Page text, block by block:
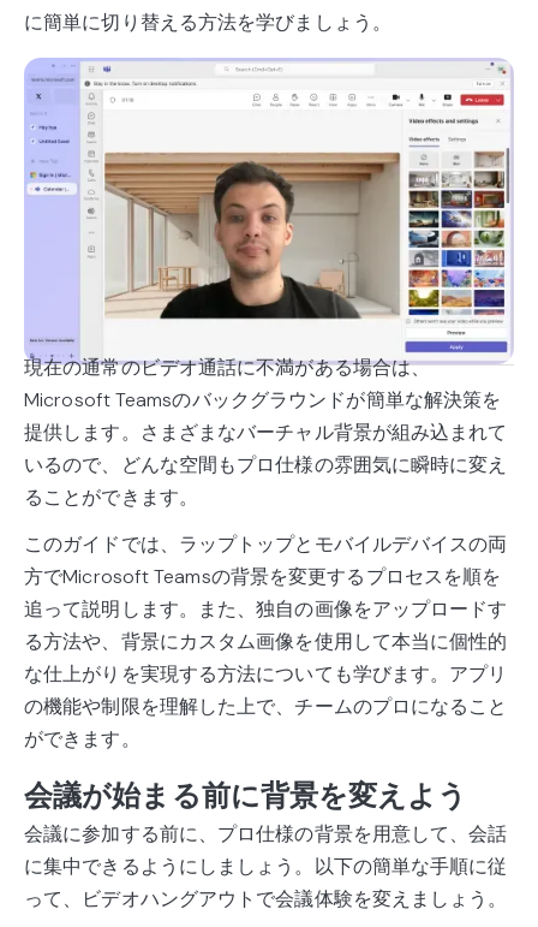
に簡単に切り替える方法を学びましょう。
現在の通常のビデオ通話に不満がある場合は、
Microsoft Teamsのバックグラウンドが簡単な解決策を
提供します。さまざまなバーチャル背景が組み込まれて
いるので、どんな空間もプロ仕様の雰囲気に瞬時に変え
ることができます。
このガイドでは、ラップトップとモバイルデバイスの両
方でMicrosoft Teamsの背景を変更するプロセスを順を
追って説明します。また、独自の画像をアップロードす
る方法や、背景にカスタム画像を使用して本当に個性的
な仕上がりを実現する方法についても学びます。アプリ
の機能や制限を理解した上で、チームのプロになること
ができます。
会議が始まる前に背景を変えよう
会議に参加する前に、プロ仕様の背景を用意して、会話
に集中できるようにしましょう。以下の簡単な手順に従
って、ビデオハングアウトで会議体験を変えましょう。